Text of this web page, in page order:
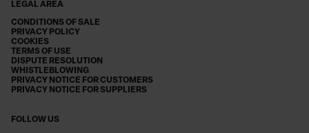
LEGAL AREA
CONDITIONS OF SALE
PRIVACY POLICY
COOKIES
TERMS OF USE
DISPUTE RESOLUTION
WHISTLEBLOWING
PRIVACY NOTICE FOR CUSTOMERS
PRIVACY NOTICE FOR SUPPLIERS
FOLLOW US